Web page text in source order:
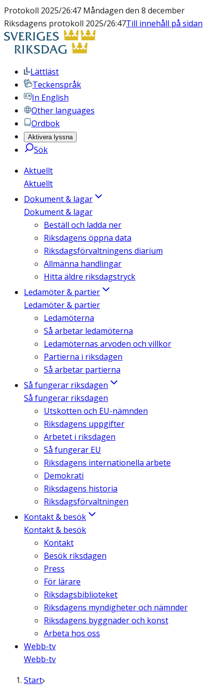
Protokoll 2025/26:47 Måndagen den 8 december
Riksdagens protokoll 2025/26:47Till innehåll på sidan
Lättläst
Teckenspråk
In English
Other languages
Ordbok
Aktivera lyssna
Sök
Aktuellt
Aktuellt
Dokument & lagar
Dokument & lagar
Beställ och ladda ner
Riksdagens öppna data
Riksdagsförvaltningens diarium
Allmänna handlingar
Hitta äldre riksdagstryck
Ledamöter & partier
Ledamöter & partier
Ledamöterna
Så arbetar ledamöterna
Ledamöternas arvoden och villkor
Partierna i riksdagen
Så arbetar partierna
Så fungerar riksdagen
Så fungerar riksdagen
Utskotten och EU-nämnden
Riksdagens uppgifter
Arbetet i riksdagen
Så fungerar EU
Riksdagens internationella arbete
Demokrati
Riksdagens historia
Riksdagsförvaltningen
Kontakt & besök
Kontakt & besök
Kontakt
Besök riksdagen
Press
För lärare
Riksdagsbiblioteket
Riksdagens myndigheter och nämnder
Riksdagens byggnader och konst
Arbeta hos oss
Webb-tv
Webb-tv
Start